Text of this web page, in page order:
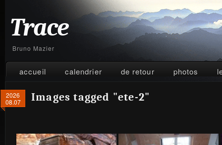
Trace
Bruno Mazier
accueil calendrier de retour photos
2026
08.07
Images tagged "ete-2"